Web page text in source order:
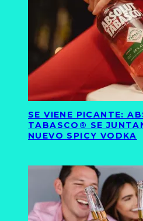
SE VIENE PICANTE:
TABASCO® SE
NUEVO SPICY VODKA